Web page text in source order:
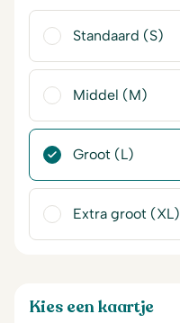
Standaard (S)
Middel (M)
Groot (L)
Extra groot (XL)
Kies een kaartje